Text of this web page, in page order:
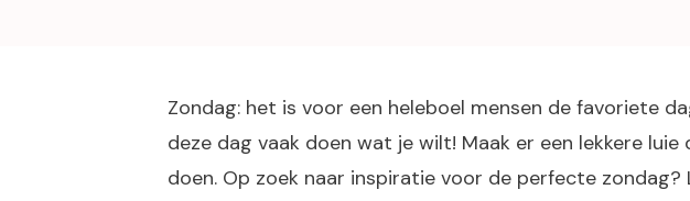
Zondag: het is voor een heleboel mensen de favoriete
deze dag vaak doen wat je wilt! Maak er een lekkere
doen. Op zoek naar inspiratie voor de perfecte zondag?